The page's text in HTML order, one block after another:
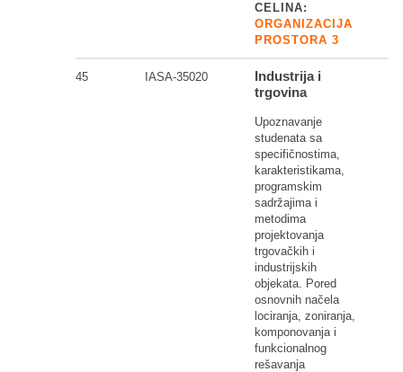
CELINA:
ORGANIZACIJA
PROSTORA 3
45 IASA-35020
Industrija i
trgovina
Upoznavanje
studenata sa
specifičnostima,
karakteristikama,
programskim
sadržajima i
metodima
projektovanja
trgovačkih i
industrijskih
objekata. Pored
osnovnih načela
lociranja, zoniranja,
komponovanja i
funkcionalnog
rešavanja